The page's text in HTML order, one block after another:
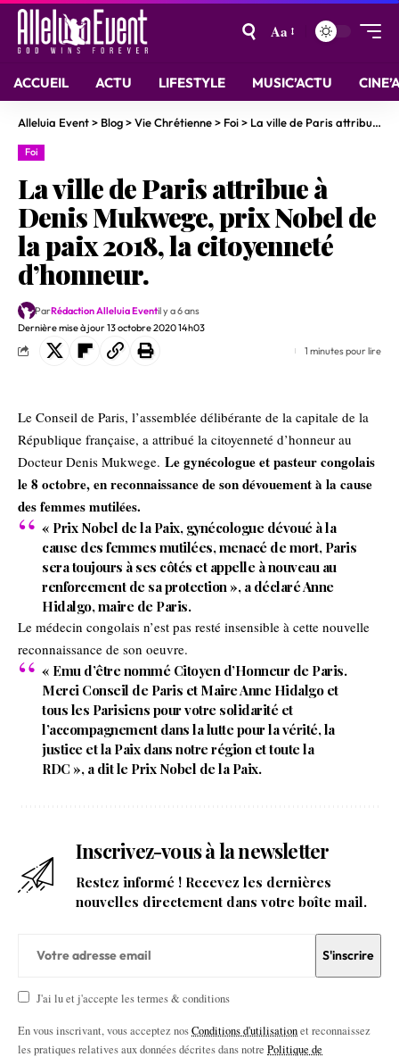
Aa
ACCUEIL ACTU LIFESTYLE MUSIC’ACTU
Alleluia Event> Blog>Vie Chrétienne> Foi> La ville de Paris attribue à Denis Mukwege, prix Nobel de la paix 2018, la citoyenneté d’honneur.
Foi
La ville de Paris attribue à
Denis Mukwege, prix Nobel de
la paix 2018, la citoyenneté
d’honneur.
Dernière mise à jour 13 octobre 2020 14h03
ParRédaction Alleluia Eventil y a 6 ans
1 minutes pour lire
Le Conseil de Paris, l’assemblée délibérante de la capitale de la
République française, a attribué la citoyenneté d’honneur au
Docteur Denis Mukwege. Le gynécologue et pasteur congolais
le 8 octobre, en reconnaissance de son dévouement à la cause
des femmes mutilées.
« Prix Nobel de la Paix, gynécologue dévoué à la
cause des femmes mutilées, menacé de mort, Paris
sera toujours à ses côtés et appelle à nouveau au
renforcement de sa protection », a déclaré Anne
Hidalgo, maire de Paris.
Le médecin congolais n’est pas resté insensible à cette nouvelle
reconnaissance de son oeuvre.
« Emu d’être nommé Citoyen d’Honneur de Paris.
Merci Conseil de Paris et Maire Anne Hidalgo et
tous les Parisiens pour votre solidarité et
l’accompagnement dans la lutte pour la vérité, la
justice et la Paix dans notre région et toute la
RDC », a dit le Prix Nobel de la Paix.
Inscrivez-vous à la newsletter
Restez informé ! Recevez les dernières
nouvelles directement dans votre boîte mail.
J'ai lu et j'accepte les termes & conditions
En vous inscrivant, vous acceptez nosConditions d'utilisationet reconnaissez
les pratiques relatives aux données décrites dans notre Politique de